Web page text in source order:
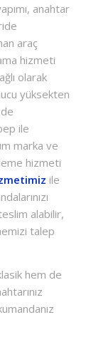
anahtar
araç
hizmeti
olarak
yüksekten
ile
marka ve
hizmeti
ile
alabilir,
talep
hem de